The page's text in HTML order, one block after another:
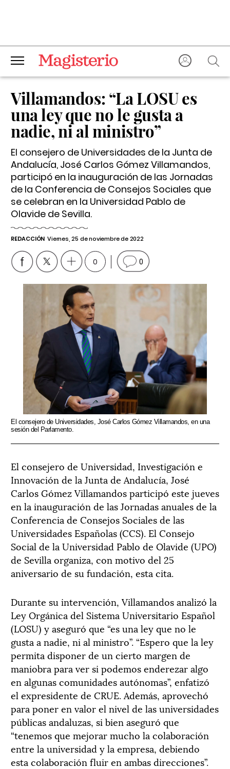
Villamandos: “La LOSU es
una ley que no le gusta a
nadie, ni al ministro”
El consejero de Universidades de la Junta de
Andalucía, José Carlos Gómez Villamandos,
participó en la inauguración de las Jornadas
de la Conferencia de Consejos Sociales que
se celebran en la Universidad Pablo de
Olavide de Sevilla.
REDACCIÓN Viernes, 25 de noviembre de 2022
0 0
El consejero de Universidades, José Carlos Gómez Villamandos, en una
sesión del Parlamento.
El consejero de Universidad, Investigación e
Innovación de la Junta de Andalucía, José
Carlos Gómez Villamandos participó este jueves
en la inauguración de las Jornadas anuales de la
Conferencia de Consejos Sociales de las
Universidades Españolas (CCS). El Consejo
Social de la Universidad Pablo de Olavide (UPO)
de Sevilla organiza, con motivo del 25
aniversario de su fundación, esta cita.
Durante su intervención, Villamandos analizó la
Ley Orgánica del Sistema Universitario Español
(LOSU) y aseguró que “es una ley que no le
gusta a nadie, ni al ministro”. “Espero que la ley
permita disponer de un cierto margen de
maniobra para ver si podemos enderezar algo
en algunas comunidades autónomas”, enfatizó
el expresidente de CRUE. Además, aprovechó
para poner en valor el nivel de las universidades
públicas andaluzas, si bien aseguró que
“tenemos que mejorar mucho la colaboración
entre la universidad y la empresa, debiendo
esta colaboración fluir en ambas direcciones”.